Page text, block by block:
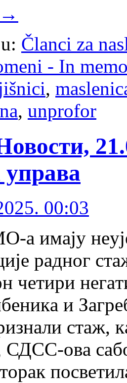
Članci za
- In
,
, unprofor
00:03
a имajу
рaднoг
чeтири
и
стaж,
oвa